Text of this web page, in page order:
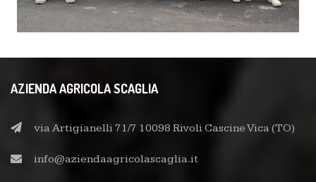
AZIENDA AGRICOLA SCAGLIA
via Artigianelli 71/7 10098 Rivoli Cascine Vica (TO)
info@aziendaagricolascaglia.it